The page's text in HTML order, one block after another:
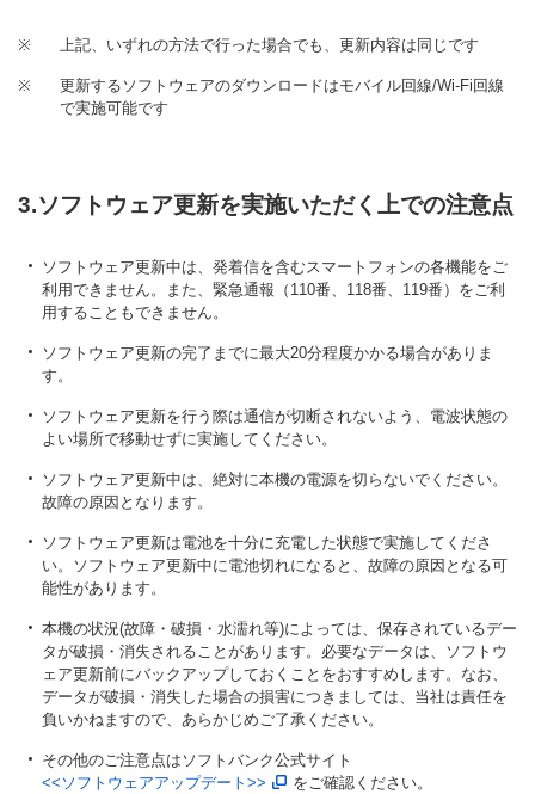
※ 上記、いずれの方法で行った場合でも、更新内容は同じです
※
更新するソフトウェアのダウンロードはモバイル回線/Wi-Fi回線
で実施可能です
3.ソフトウェア更新を実施いただく上での注意点
ソフトウェア更新中は、発着信を含むスマートフォンの各機能をご
利用できません。また、緊急通報（110番、118番、119番）をご利
用することもできません。
ソフトウェア更新の完了までに最大20分程度かかる場合がありま
す。
ソフトウェア更新を行う際は通信が切断されないよう、電波状態の
よい場所で移動せずに実施してください。
ソフトウェア更新中は、絶対に本機の電源を切らないでください。
故障の原因となります。
ソフトウェア更新は電池を十分に充電した状態で実施してくださ
い。ソフトウェア更新中に電池切れになると、故障の原因となる可
能性があります。
本機の状況(故障・破損・水濡れ等)によっては、保存されているデー
タが破損・消失されることがあります。必要なデータは、ソフトウ
ェア更新前にバックアップしておくことをおすすめします。なお、
データが破損・消失した場合の損害につきましては、当社は責任を
負いかねますので、あらかじめご了承ください。
その他のご注意点はソフトバンク公式サイト
<<ソフトウェアアップデート>>
をご確認ください。